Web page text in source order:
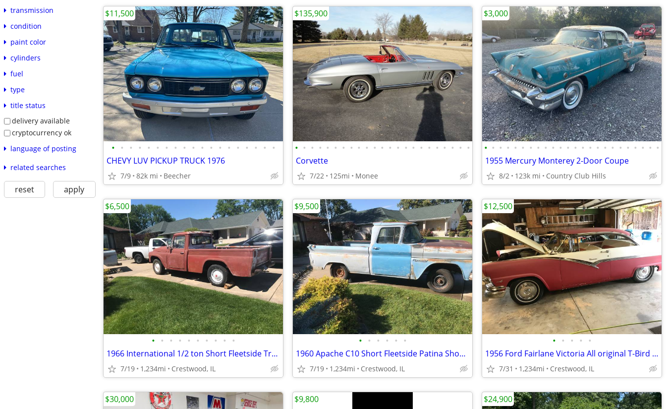
transmission
condition
paint color
cylinders
fuel
type
title status
delivery available
cryptocurrency ok
language of posting
related searches
reset apply
• • • • • • • • • • • • • • • • • • •
CHEVY LUV PICKUP TRUCK 1976
7/9 82k mi Beecher
$11,500
• • • • • • • • • • • • • • • • • • • • • • •
Corvette
7/22 125mi Monee
$135,900
• • • • • • • • • • • • • • • • • • • • • • • •
1955 Mercury Monterey 2-Door Coupe
8/2 123k mi Country Club Hills
$3,000
• • • • • • • • • •
1966 International 1/2 ton Short Fleetside Trades OK $6500
7/19 1,234mi Crestwood, IL
$6,500
• • • • • •
1960 Apache C10 Short Fleetside Patina Shop Truck $9500 Trades OK
7/19 1,234mi Crestwood, IL
$9,500
• • • • •
1956 Ford Fairlane Victoria All original T-Bird 312 Trade OK
7/31 1,234mi Crestwood, IL
$12,500
$30,000 $9,800 $24,900